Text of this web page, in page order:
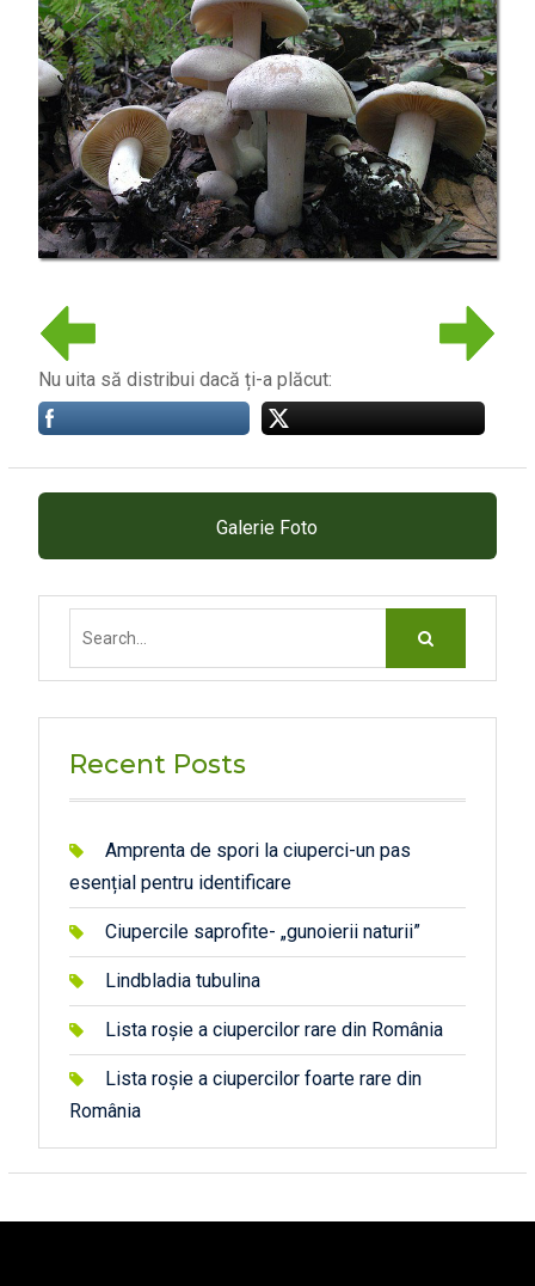
Nu uita să distribui dacă ți-a plăcut:
Galerie Foto
Recent Posts
Amprenta de spori la ciuperci-un pas
esențial pentru identificare
Ciupercile saprofite- „gunoierii naturii”
Lindbladia tubulina
Lista roșie a ciupercilor rare din România
Lista roșie a ciupercilor foarte rare din
România